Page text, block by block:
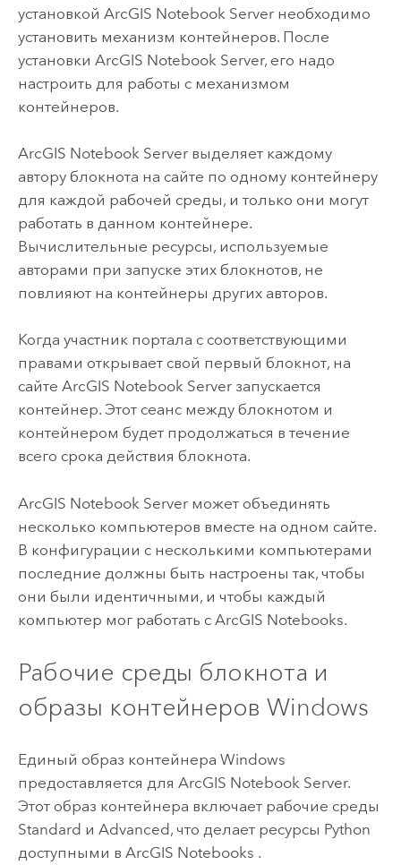
установкой ArcGIS Notebook Serverнеобходимо
установить механизм контейнеров. После
установки ArcGIS Notebook Server, его надо
настроить для работы с механизмом
контейнеров.
ArcGIS Notebook Serverвыделяет каждому
автору блокнота на сайте по одному контейнеру
для каждой рабочей среды, и только они могут
работать в данном контейнере.
Вычислительные ресурсы, используемые
авторами при запуске этих блокнотов, не
повлияют на контейнеры других авторов.
Когда участник портала с соответствующими
правами открывает свой первый блокнот, на
сайте ArcGIS Notebook Serverзапускается
контейнер. Этот сеанс между блокнотом и
контейнером будет продолжаться в течение
всего срока действия блокнота.
ArcGIS Notebook Serverможет объединять
несколько компьютеров вместе на одном сайте.
В конфигурации с несколькими компьютерами
последние должны быть настроены так, чтобы
они были идентичными, и чтобы каждый
компьютер мог работать с ArcGIS Notebooks.
Рабочие среды блокнота и
образы контейнеров Windows
Единый образ контейнера Windows
предоставляется для ArcGIS Notebook Server.
Этот образ контейнера включает рабочие среды
Standard и Advanced, что делает ресурсы Python
доступными в ArcGIS Notebooks .